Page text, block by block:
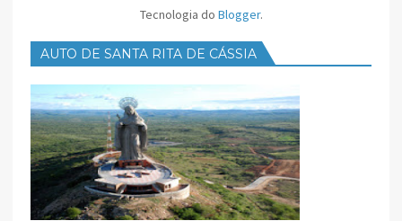
Tecnologia do Blogger.
AUTO DE SANTA RITA DE CÁSSIA